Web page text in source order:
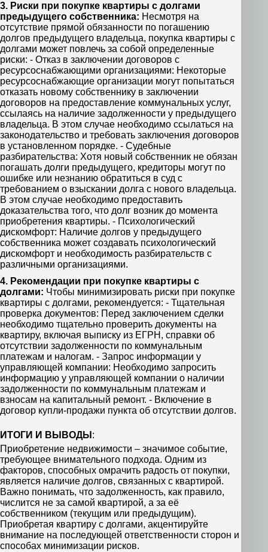
3. Риски при покупке квартиры с долгами
предыдущего собственника: Несмотря на
отсутствие прямой обязанности по погашению
долгов предыдущего владельца, покупка квартиры с
долгами может повлечь за собой определенные
риски: - Отказ в заключении договоров с
ресурсоснабжающими организациями: Некоторые
ресурсоснабжающие организации могут попытаться
отказать новому собственнику в заключении
договоров на предоставление коммунальных услуг,
ссылаясь на наличие задолженности у предыдущего
владельца. В этом случае необходимо ссылаться на
законодательство и требовать заключения договоров
в установленном порядке. - Судебные
разбирательства: Хотя новый собственник не обязан
погашать долги предыдущего, кредиторы могут по
ошибке или незнанию обратиться в суд с
требованием о взыскании долга с нового владельца.
В этом случае необходимо предоставить
доказательства того, что долг возник до момента
приобретения квартиры. - Психологический
дискомфорт: Наличие долгов у предыдущего
собственника может создавать психологический
дискомфорт и необходимость разбирательств с
различными организациями.
4. Рекомендации при покупке квартиры с
долгами: Чтобы минимизировать риски при покупке
квартиры с долгами, рекомендуется: - Тщательная
проверка документов: Перед заключением сделки
необходимо тщательно проверить документы на
квартиру, включая выписку из ЕГРН, справки об
отсутствии задолженности по коммунальным
платежам и налогам. - Запрос информации у
управляющей компании: Необходимо запросить
информацию у управляющей компании о наличии
задолженности по коммунальным платежам и
взносам на капитальный ремонт. - Включение в
договор купли-продажи пункта об отсутствии долгов.
ИТОГИ И ВЫВОДЫ :
Приобретение недвижимости – значимое событие,
требующее внимательного подхода. Одним из
факторов, способных омрачить радость от покупки,
является наличие долгов, связанных с квартирой.
Важно понимать, что задолженность, как правило,
числится не за самой квартирой, а за её
собственником (текущим или предыдущим).
Приобретая квартиру с долгами, акцентируйте
внимание на последующей ответственности сторон и
способах минимизации рисков.